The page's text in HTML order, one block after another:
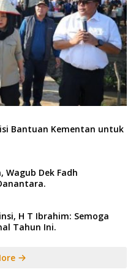
Bantuan Kementan untuk
Wagub Dek Fadh
H T Ibrahim: Semoga
Tahun Ini.